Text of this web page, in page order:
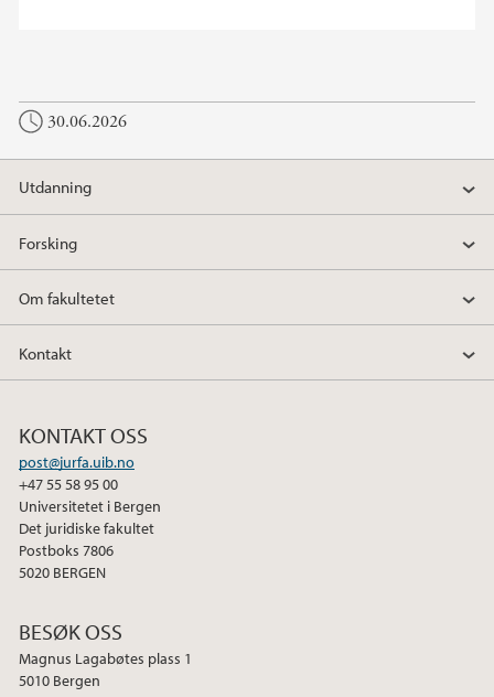
30.06.2026
Utdanning
Forsking
Om fakultetet
Kontakt
KONTAKT OSS
post@jurfa.uib.no
+47 55 58 95 00
Universitetet i Bergen
Det juridiske fakultet
Postboks 7806
5020 BERGEN
BESØK OSS
Magnus Lagabøtes plass 1
5010 Bergen